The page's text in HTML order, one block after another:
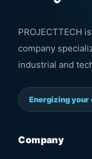
PROJECTTECH
company
industrial and
Energizing
Company